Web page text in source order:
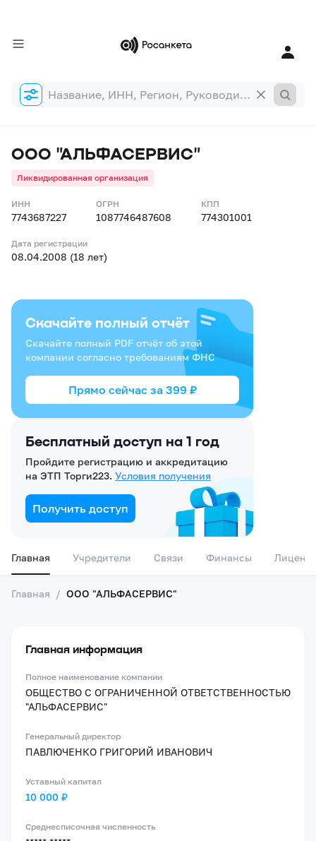
Форма
поиска
ООО "АЛЬФАСЕРВИС"
Ликвидированная организация
ИНН
7743687227
ОГРН
1087746487608
КПП
774301001
Дата регистрации
08.04.2008 (18 лет)
Бесплатный доступ на 1 год
Пройдите регистрацию и аккредитацию
на ЭТП Торги223. Условия получения
Получить доступ
Скачайте полный отчёт
Скачайте полный PDF отчёт об этой
компании согласно требованиям ФНС
Прямо сейчас за 399 ₽
Главная Учредители Связи Финансы
Главная / ООО "АЛЬФАСЕРВИС"
Главная информация
Полное наименование компании
ОБЩЕСТВО С ОГРАНИЧЕННОЙ ОТВЕТСТВЕННОСТЬЮ
"АЛЬФАСЕРВИС"
Генеральный директор
ПАВЛЮЧЕНКО ГРИГОРИЙ ИВАНОВИЧ
Уставный капитал
10 000 ₽
Среднесписочная численность